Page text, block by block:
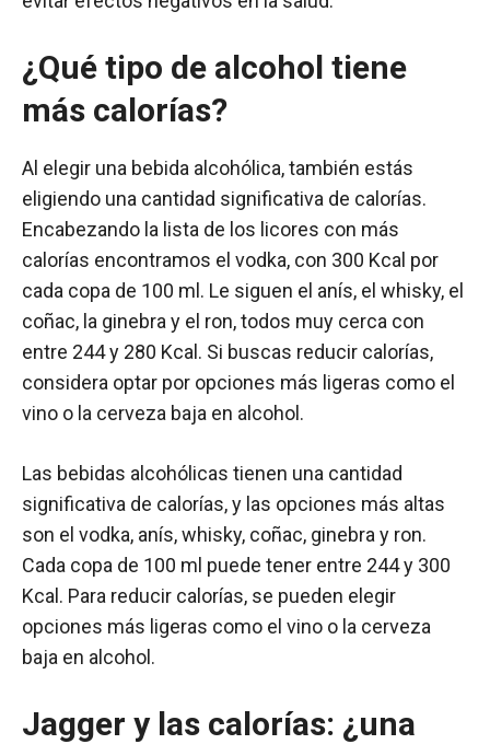
¿Qué tipo de alcohol tiene
más calorías?
Al elegir una bebida alcohólica, también estás
eligiendo una cantidad significativa de calorías.
Encabezando la lista de los licores con más
calorías encontramos el vodka, con 300 Kcal por
cada copa de 100 ml. Le siguen el anís, el whisky, el
coñac, la ginebra y el ron, todos muy cerca con
entre 244 y 280 Kcal. Si buscas reducir calorías,
considera optar por opciones más ligeras como el
vino o la cerveza baja en alcohol.
Las bebidas alcohólicas tienen una cantidad
significativa de calorías, y las opciones más altas
son el vodka, anís, whisky, coñac, ginebra y ron.
Cada copa de 100 ml puede tener entre 244 y 300
Kcal. Para reducir calorías, se pueden elegir
opciones más ligeras como el vino o la cerveza
baja en alcohol.
Jagger y las calorías: ¿una